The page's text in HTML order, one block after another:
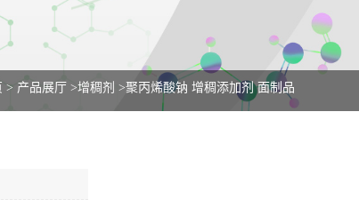
> 产品展厅 >增稠剂 >聚丙烯酸钠 增稠添加剂 面制品